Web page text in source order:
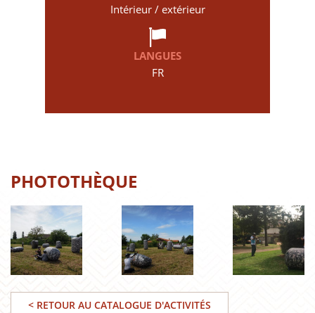
Intérieur / extérieur
LANGUES
FR
PHOTOTHÈQUE
< RETOUR AU CATALOGUE D'ACTIVITÉS